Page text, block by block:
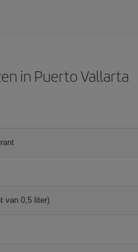
in Puerto Vallarta
van 0,5 liter)